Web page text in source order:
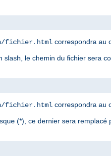
fichier.html correspondra au
slash, le chemin du fichier sera
fichier.html correspondra au
(*), ce dernier sera